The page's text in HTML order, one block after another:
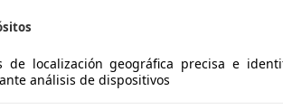
de localización geográfica precisa e
análisis de dispositivos
tener en cuenta que a ella van
no es necesario ya que equipan un
quitar estos elementos antes